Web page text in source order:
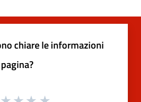
chiare le informazioni